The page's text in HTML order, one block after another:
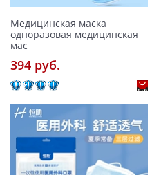
Медицинская маска
одноразовая медицинская
мас
394 pуб.